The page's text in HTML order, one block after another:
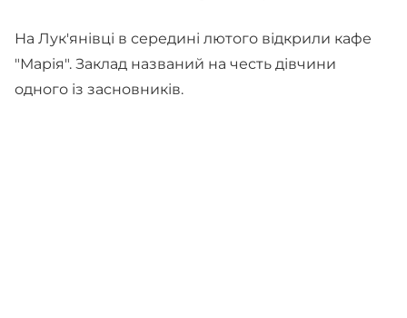
На Лук'янівці в середині лютого відкрили кафе
"Марія". Заклад названий на честь дівчини
одного із засновників.